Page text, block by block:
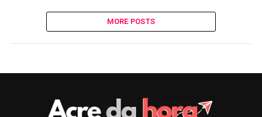
MORE POSTS